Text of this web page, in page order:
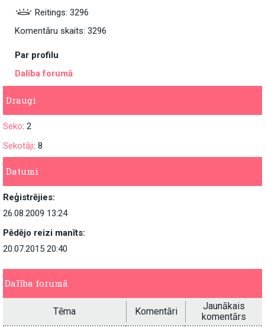
Reitings: 3296
Komentāru skaits: 3296
Par profilu
Dalība forumā
Draugi
Seko: 2
Sekotāji: 8
Datumi
Reģistrējies:
26.08.2009 13:24
Pēdējo reizi manīts:
20.07.2015 20:40
Dalība forumā
Tēma Komentāri
Jaunākais
komentārs